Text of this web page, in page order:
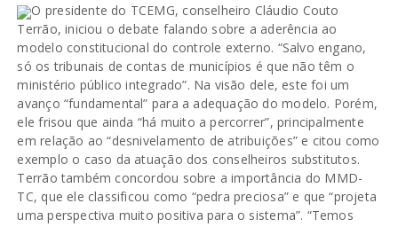
O presidente do TCEMG, conselheiro Cláudio Couto
Terrão, iniciou o debate falando sobre a aderência ao
modelo constitucional do controle externo. “Salvo engano,
só os tribunais de contas de municípios é que não têm o
ministério público integrado”. Na visão dele, este foi um
avanço “fundamental” para a adequação do modelo. Porém,
ele frisou que ainda “há muito a percorrer”, principalmente
em relação ao “desnivelamento de atribuições” e citou como
exemplo o caso da atuação dos conselheiros substitutos.
Terrão também concordou sobre a importância do MMD-
TC, que ele classificou como “pedra preciosa” e que “projeta
uma perspectiva muito positiva para o sistema”. “Temos